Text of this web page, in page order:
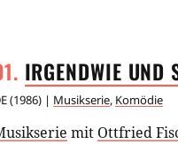
IRGENDWIE UND
(1986) | Musikserie, Komödie
mit Ottfried